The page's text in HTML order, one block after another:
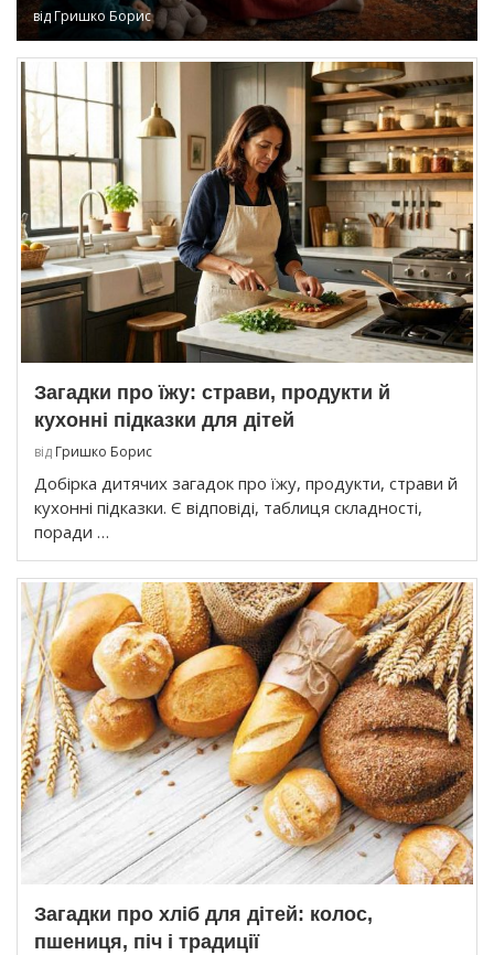
відГришко Борис
Загадки про їжу: страви, продукти й
кухонні підказки для дітей
від Гришко Борис
Добірка дитячих загадок про їжу, продукти, страви й
кухонні підказки. Є відповіді, таблиця складності,
поради …
Загадки про хліб для дітей: колос,
пшениця, піч і традиції